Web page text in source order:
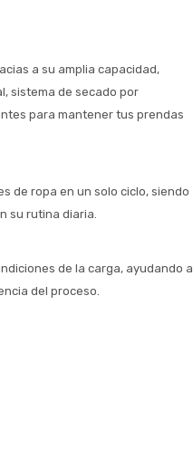
a su amplia capacidad,
sistema de secado por
para mantener tus prendas
de ropa en un solo ciclo, siendo
su rutina diaria.
de la carga, ayudando a
del proceso.